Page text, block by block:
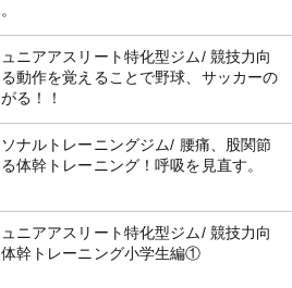
ニアアスリート特化型ジム/ 競技力向
動作を覚えることで野球、サッカーの
る！！
ナルトレーニングジム/ 腰痛、股関節
体幹トレーニング！呼吸を見直す。
ニアアスリート特化型ジム/ 競技力向
体幹トレーニング小学生編①